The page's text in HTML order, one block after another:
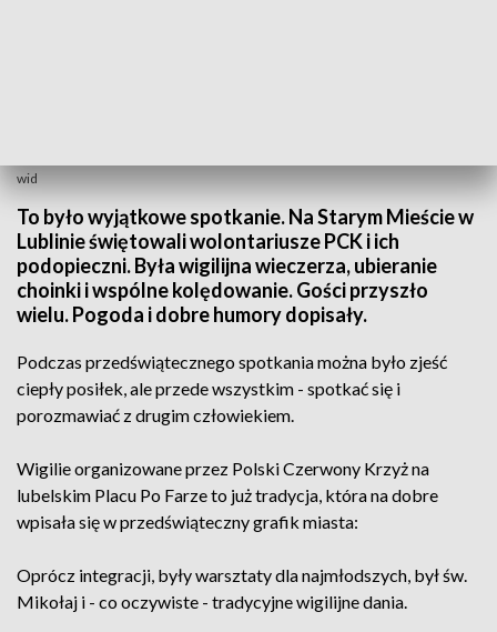
wid
To było wyjątkowe spotkanie. Na Starym Mieście w
Lublinie świętowali wolontariusze PCK i ich
podopieczni. Była wigilijna wieczerza, ubieranie
choinki i wspólne kolędowanie. Gości przyszło
wielu. Pogoda i dobre humory dopisały.
Podczas przedświątecznego spotkania można było zjeść
ciepły posiłek, ale przede wszystkim - spotkać się i
porozmawiać z drugim człowiekiem.
Wigilie organizowane przez Polski Czerwony Krzyż na
lubelskim Placu Po Farze to już tradycja, która na dobre
wpisała się w przedświąteczny grafik miasta:
Oprócz integracji, były warsztaty dla najmłodszych, był św.
Mikołaj i - co oczywiste - tradycyjne wigilijne dania.